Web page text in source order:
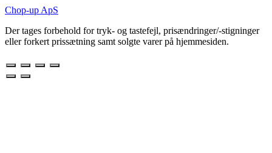
Chop-up ApS
Der tages forbehold for tryk- og tastefejl, prisændringer/-stigninger
eller forkert prissætning samt solgte varer på hjemmesiden.